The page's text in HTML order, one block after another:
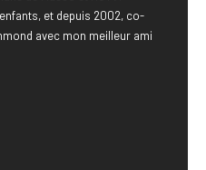
et depuis 2002, co-
avec mon meilleur ami